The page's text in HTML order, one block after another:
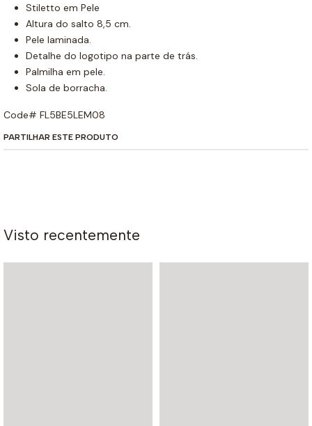
Stiletto em Pele
Altura do salto 8,5 cm.
Pele laminada.
Detalhe do logotipo na parte de trás.
Palmilha em pele.
Sola de borracha.
Code# FL5BE5LEM08
PARTILHAR ESTE PRODUTO
Visto recentemente